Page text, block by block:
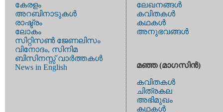
കേരളം
അറബിനാടുകള്‍
രാഷ്ട്രം
ലോകം
സിറ്റിസണ്‍ ജേണലിസം
വിനോദം, സിനിമ
ബിസിനസ്സ് വാര്‍ത്തകള്‍
News in English
ലേഖനങ്ങള്‍
കവിതകള്‍
കഥകള്‍
അനുഭവങ്ങള്‍
മഞ്ഞ (മാഗസിന്‍)
കവിതകള്‍
ചിത്രകല
അഭിമുഖം
കഥകള്‍